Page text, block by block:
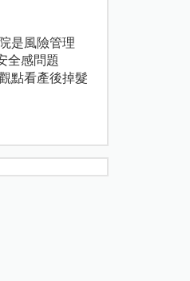
是風險管理
全感問題
點看產後掉髮